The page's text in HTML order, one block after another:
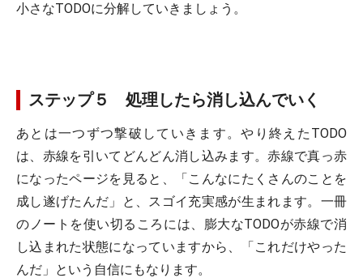
小さなTODOに分解していきましょう。
ステップ５ 処理したら消し込んでいく
あとは一つずつ撃破していきます。やり終えたTODO
は、赤線を引いてどんどん消し込みます。赤線で真っ赤
になったページを見ると、「こんなにたくさんのことを
成し遂げたんだ」と、スゴイ充実感が生まれます。一冊
のノートを使い切るころには、膨大なTODOが赤線で消
し込まれた状態になっていますから、「これだけやった
んだ」という自信にもなります。